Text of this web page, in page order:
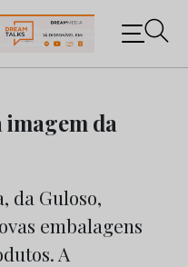
os negócios do
da
da Guloso,
embalagens
A